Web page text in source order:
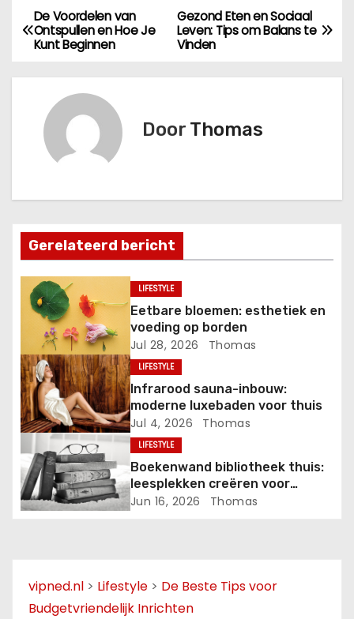
B
e
t
n
a
i
g
a
t
i
Gezond Eten en Sociaal
Leven: Tips om Balans te
Vinden
De Voordelen van
Ontspullen en Hoe Je
Kunt Beginnen
Door Thomas
Gerelateerd bericht
LIFESTYLE
Eetbare bloemen: esthetiek en
voeding op borden
Jul 28, 2026 Thomas
LIFESTYLE
Infrarood sauna-inbouw:
moderne luxebaden voor thuis
Jul 4, 2026 Thomas
LIFESTYLE
Boekenwand bibliotheek thuis:
leesplekken creëren voor
zomerdagen
Jun 16, 2026 Thomas
vipned.nl > Lifestyle > De Beste Tips voor
Budgetvriendelijk Inrichten